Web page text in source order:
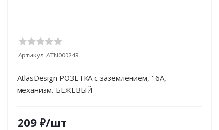
Артикул: ATN000243
AtlasDesign РОЗЕТКА с заземлением, 16А,
механизм, БЕЖЕВЫЙ
209 ₽/шт